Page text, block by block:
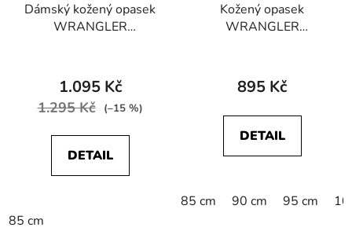
Dámský kožený opasek
WRANGLER
Cognac
1.095 Kč
1.295 Kč (–15 %)
DETAIL
85 cm
Kožený opasek
WRANGLER
BELT Brown
895 Kč
DETAIL
85 cm 90 cm 95 cm